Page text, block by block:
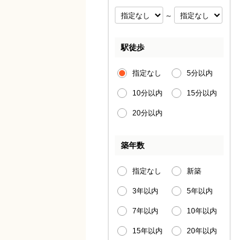
～
駅徒歩
指定なし 5分以内
10分以内 15分以内
20分以内
築年数
指定なし 新築
3年以内 5年以内
7年以内 10年以内
15年以内 20年以内